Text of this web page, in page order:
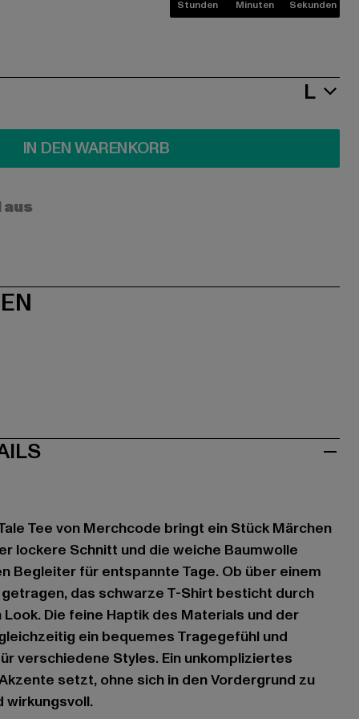
Stunden Minuten Sekunden
L
IN DEN WARENKORB
Tee von Merchcode bringt ein Stück Märchen
lockere Schnitt und die weiche Baumwolle
Begleiter für entspannte Tage. Ob über einem
das schwarze T-Shirt besticht durch
Die feine Haptik des Materials und der
ein bequemes Tragegefühl und
verschiedene Styles. Ein unkompliziertes
setzt, ohne sich in den Vordergrund zu
wirkungsvoll.